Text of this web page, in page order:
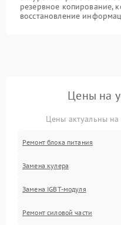
резервное копирование,
восстановление
Цены на
Цены актуальны
Ремонт блока питания
Замена кулера
Замена IGBT-модуля
Ремонт силовой части